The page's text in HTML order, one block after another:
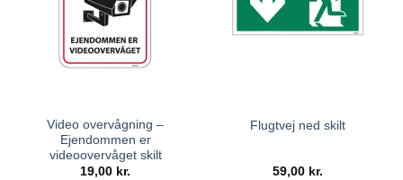
Video overvågning –
Ejendommen er
videoovervåget skilt
19,00 kr.
Flugtvej ned skilt
59,00 kr.